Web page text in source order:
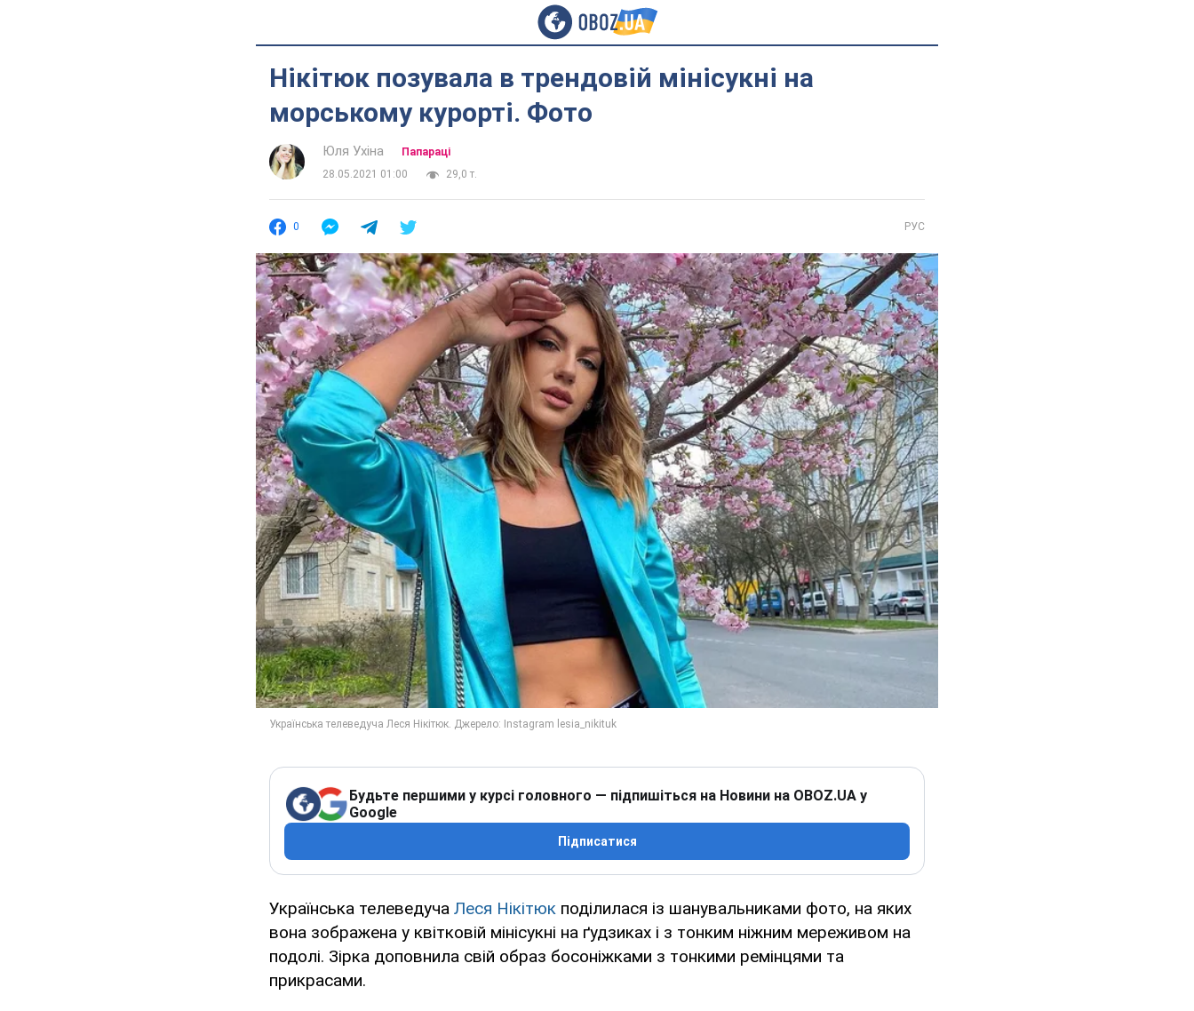
Нікітюк позувала в трендовій мінісукні на
морському курорті. Фото
Юля Ухіна
Папараці
28.05.2021 01:00
29,0 т.
0 РУС
Будьте першими у курсі головного — підпишіться на Новини на OBOZ.UA у
Google
Підписатися
Українська телеведуча Леся Нікітюк поділилася із шанувальниками фото, на яких
вона зображена у квітковій мінісукні на ґудзиках і з тонким ніжним мереживом на
подолі. Зірка доповнила свій образ босоніжками з тонкими ремінцями та
прикрасами.